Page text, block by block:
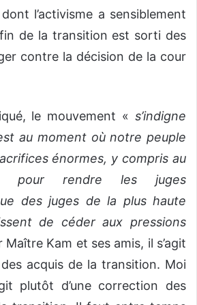
l’activisme a sensiblement
de la transition est sorti des
contre la décision de la cour
le mouvement « s’indigne
au moment où notre peuple
énormes, y compris au
pour rendre les juges
des juges de la plus haute
de céder aux pressions
Maître Kam et ses amis, il s’agit
des acquis de la transition. Moi
plutôt d’une correction des